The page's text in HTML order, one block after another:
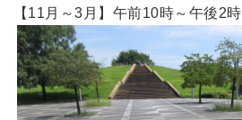
【11月～3月】午前10時～午後2時